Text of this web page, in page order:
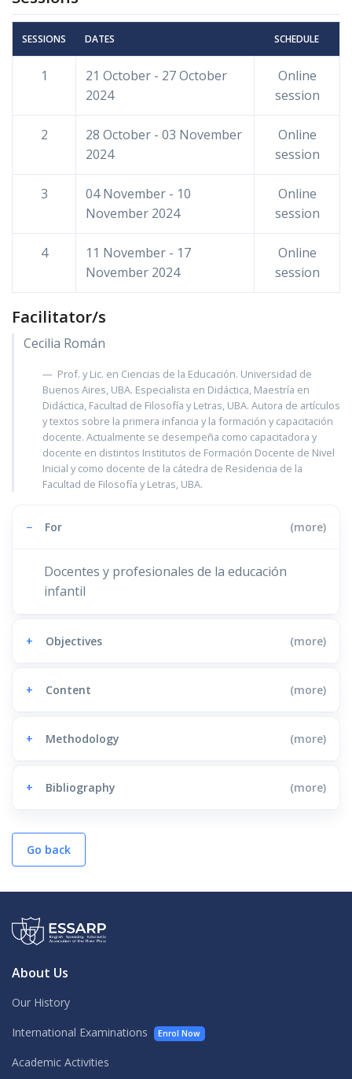
SESSIONS DATES SCHEDULE
1
21 October - 27 October
2024
Online
session
2
28 October - 03 November
2024
Online
session
3
04 November - 10
November 2024
Online
session
4
11 November - 17
November 2024
Online
session
Facilitator/s
Cecilia Román
Prof. y Lic. en Ciencias de la Educación. Universidad de
Buenos Aires, UBA. Especialista en Didáctica, Maestría en
Didáctica, Facultad de Filosofía y Letras, UBA. Autora de artículos
y textos sobre la primera infancia y la formación y capacitación
docente. Actualmente se desempeña como capacitadora y
docente en distintos Institutos de Formación Docente de Nivel
Inicial y como docente de la cátedra de Residencia de la
Facultad de Filosofía y Letras, UBA.
− For (more)
Docentes y profesionales de la educación
infantil
+ Objectives (more)
+ Content (more)
+ Methodology (more)
+ Bibliography (more)
Go back
About Us
Our History
International Examinations
Enrol Now
Academic Activities